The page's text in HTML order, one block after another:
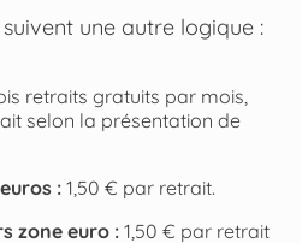
une autre logique :
retraits gratuits par mois,
selon la présentation de
:1,50 € par retrait.
zone euro :1,50 € par retrait